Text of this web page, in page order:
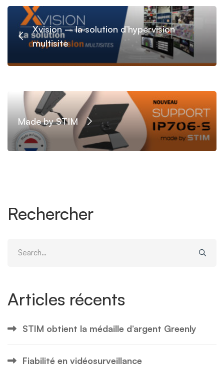
Xvision – la solution d’hypervision
multisite
Made by STIM
Rechercher
Articles récents
STIM obtient la médaille d’argent Greenly
Fiabilité en vidéosurveillance